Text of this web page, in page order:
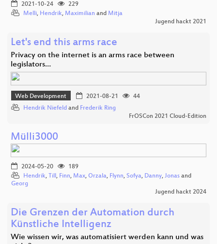
2021-10-24
229
Melli, Hendrik, Maximilian and Mitja
Jugend hackt 2021
Let's end this arms race
Privacy on the internet is an arms race between
legislators…
Web Development 2021-08-21
44
Hendrik Niefeld and Frederik Ring
FrOSCon 2021 Cloud-Edition
Mülli3000
2024-05-20
189
Hendrik, Till, Finn, Max, Orzala, Flynn, Sofya, Danny, Jonas and
Georg
Jugend hackt 2024
Die Grenzen der Automation durch
Künstliche Intelligenz
Wie wissen wir, was automatisiert werden kann und was